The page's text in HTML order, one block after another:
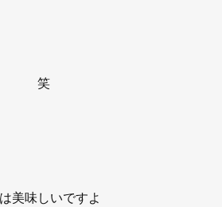
笑
美味しいですよ